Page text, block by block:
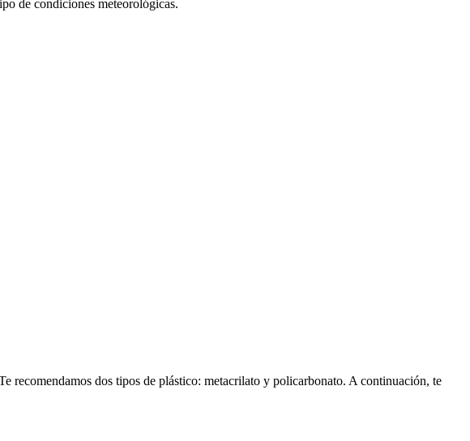
de condiciones meteorológicas.
recomendamos dos tipos de plástico: metacrilato y policarbonato. A continuación, te